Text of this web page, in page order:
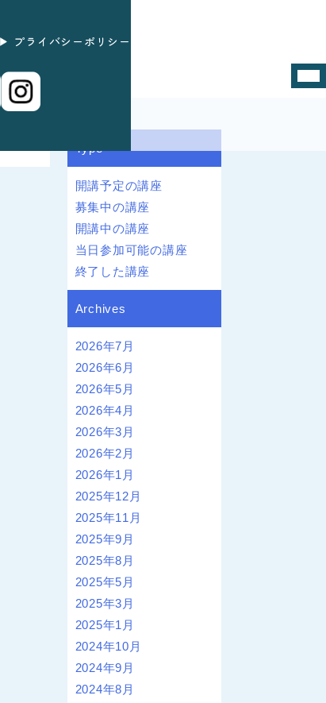
プライバシーポリシー
Type
開講予定の講座
募集中の講座
開講中の講座
当日参加可能の講座
終了した講座
Archives
2026年7月
2026年6月
2026年5月
2026年4月
2026年3月
2026年2月
2026年1月
2025年12月
2025年11月
2025年9月
2025年8月
2025年5月
2025年3月
2025年1月
2024年10月
2024年9月
2024年8月